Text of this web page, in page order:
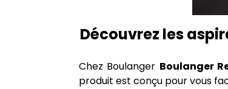
Découvrez les
Chez Boulanger Boulanger
produit est conçu pour vous